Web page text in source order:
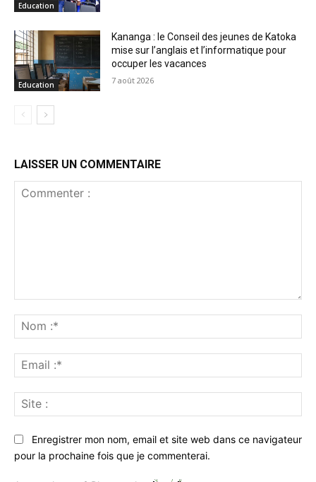
Education
Education
Kananga : le Conseil des jeunes de Katoka
mise sur l’anglais et l’informatique pour
occuper les vacances
7 août 2026
LAISSER UN COMMENTAIRE
:*
:*
:
Enregistrer mon nom, email et site web dans ce navigateur
pour la prochaine fois que je commenterai.